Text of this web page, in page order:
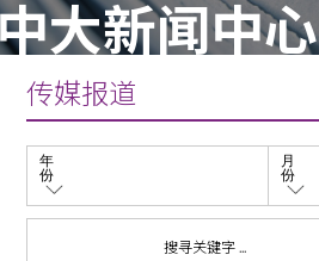
大新闻中心
传媒报道
年
份
月
份